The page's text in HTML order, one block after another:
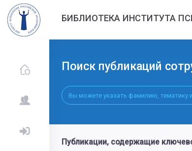
БИБЛИОТЕКА ИНСТИТУТА
Поиск публикаций
Публикации, содержащие